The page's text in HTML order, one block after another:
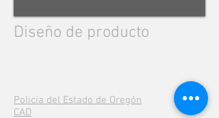
Diseño de producto
Policía del Estado de Oregón
CAD